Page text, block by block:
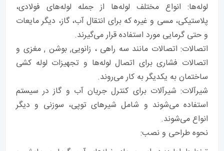
لوله‌ها: انواع مختلف لوله‌ها از جمله لوله‌های فولادی،
پلاستیکی، مسی و غیره که برای انتقال آب، گاز، دیگر مایعات
و حتی گرمایی مورد استفاده قرار می‌گیرند.
اتصالات: اتصالات مانند سه‌ راهی ، زانویی, بوشن , مغزی و
اتصالات فشاری برای اتصال لوله‌ها و تجهیزات لوله کشی
ساختمان به یکدیگر به کار می‌روند.
شیرآلات: شیرآلات برای کنترل جریان آب و گاز در سیستم
استفاده می‌شوند و شامل شیرهای توپی، سوزنی و دیگر
انواع می‌شوند.
نحوه طراحی و نصب: